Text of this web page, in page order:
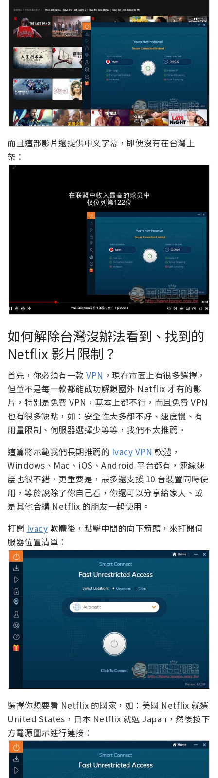
而且這部影片還提供中文字幕，即便沒有在台灣上
架：
如何解除台灣沒辦法看到、找到的
Netflix 影片限制？
首先，你必須有一款 VPN ，現在市面上有很多選擇，
但並不是每一款都能成功解鎖國外 Netflix 才有的影
片，特別是免費 VPN，基本上都不行，而且免費 VPN
也有很多缺點，如：安全性大多都不好、速度慢、有
用量限制、伺服器選擇少等等，我們不太推薦。
這篇將示範我們長期推薦的 Ivacy VPN 軟體，
Windows、Mac、iOS、Android 平台都有，連線速
度也很不錯，更重要是，最多還支援 10 台裝置同時使
用，等於說除了你自己看，你還可以分享給家人、或
是其他合購 Netflix 的朋友一起使用。
打開 Ivacy 軟體後，點擊中間的向下箭頭，來打開伺
服器位置清單：
選擇你想要看 Netflix 的國家，如：美國 Netflix 就選
United States，日本 Netflix 就選 Japan，然後按下
方電源圖示進行連接：